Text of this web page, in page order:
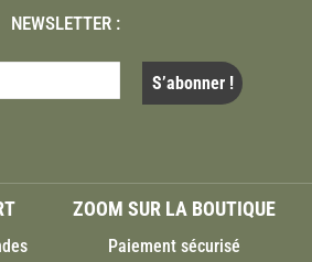
NEWSLETTER :
ZOOM SUR LA BOUTIQUE
Paiement sécurisé